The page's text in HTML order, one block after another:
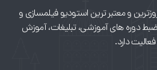
و معتبر ترین استودیو فیلمسازی و
دوره های آموزشی، تبلیغات، آموزش
دارد.